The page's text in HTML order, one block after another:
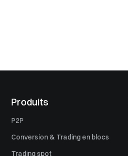
Produits
P2P
Conversion & Trading en blocs
Trading spot